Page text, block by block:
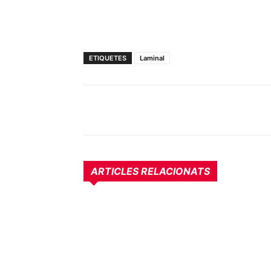
ETIQUETES Laminal
ARTICLES RELACIONATS